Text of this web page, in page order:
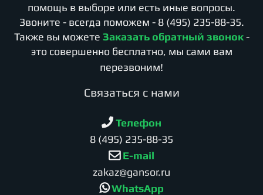
помощь в выборе или есть иные вопросы.
Звоните - всегда поможем - 8 (495) 235-88-35.
Также вы можете Заказать обратный звонок -
это совершенно бесплатно, мы сами вам
перезвоним!
Cвязаться с нами
Телефон
8 (495) 235-88-35
E-mail
zakaz@gansor.ru
WhatsApp